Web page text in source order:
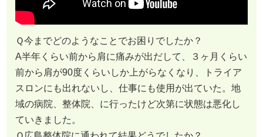
Ｑ今までどのようなことでお困りでしたか？
A半年くらい前から肩に痛みが出だして、３ヶ月くらい
前から肩が90度くらいしか上がらなくなり、トライア
スロンにも出れないし、仕事にも使用が出ていた。地
域の病院、整体院、に行ったけど次第に状態は悪化し
ていきました。